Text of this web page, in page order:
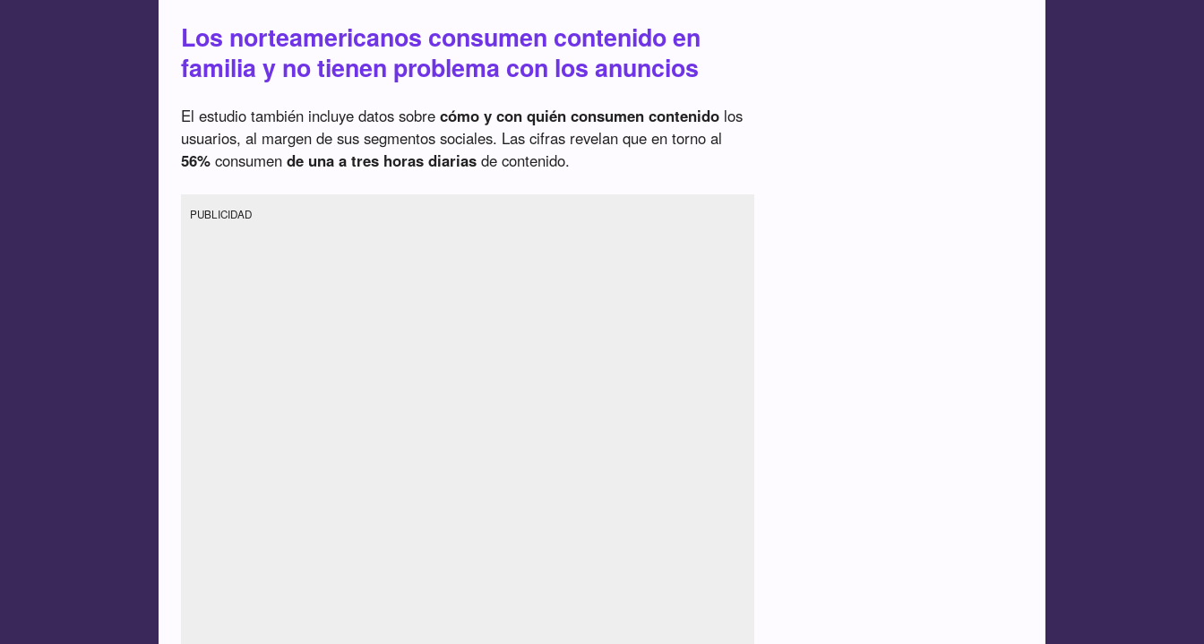
Los norteamericanos consumen contenido en
familia y no tienen problema con los anuncios
El estudio también incluye datos sobrecómo y con quién consumen contenido los
usuarios, al margen de sus segmentos sociales. Las cifras revelan que en torno al
56% consumende una a tres horas diarias de contenido.
PUBLICIDAD